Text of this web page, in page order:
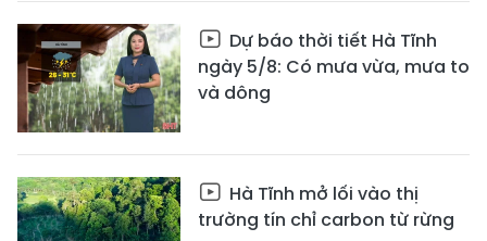
Dự báo thời tiết Hà Tĩnh
ngày 5/8: Có mưa vừa, mưa to
và dông
Hà Tĩnh mở lối vào thị
trường tín chỉ carbon từ rừng